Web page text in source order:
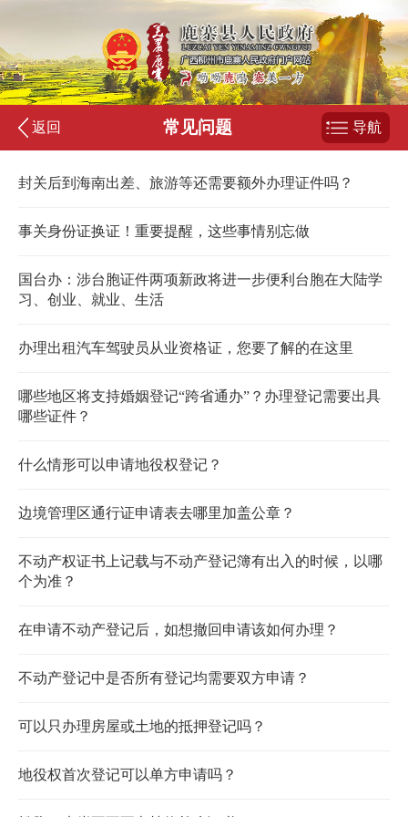
返回 常见问题 导航
封关后到海南出差、旅游等还需要额外办理证件吗？
事关身份证换证！重要提醒，这些事情别忘做
国台办：涉台胞证件两项新政将进一步便利台胞在大陆学
习、创业、就业、生活
办理出租汽车驾驶员从业资格证，您要了解的在这里
哪些地区将支持婚姻登记“跨省通办”？办理登记需要出具
哪些证件？
什么情形可以申请地役权登记？
边境管理区通行证申请表去哪里加盖公章？
不动产权证书上记载与不动产登记簿有出入的时候，以哪
个为准？
在申请不动产登记后，如想撤回申请该如何办理？
不动产登记中是否所有登记均需要双方申请？
可以只办理房屋或土地的抵押登记吗？
地役权首次登记可以单方申请吗？